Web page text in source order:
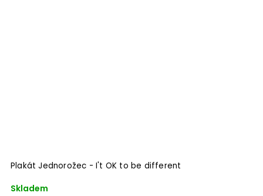
Plakát Jednorožec - I't OK to be different
Skladem